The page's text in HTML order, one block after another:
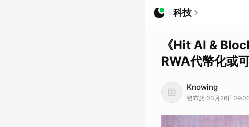
科技
《Hit AI &
RWA代幣化或
Knowing
發布於 03月26日